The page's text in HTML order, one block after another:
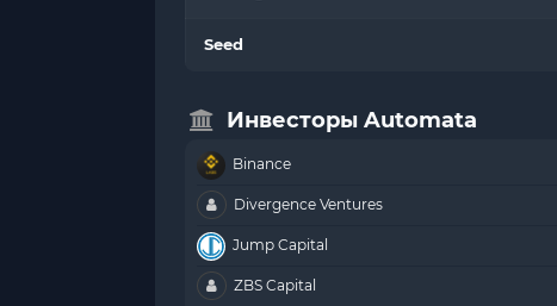
Seed
Инвесторы Automata
Binance
Divergence Ventures
Jump Capital
ZBS Capital